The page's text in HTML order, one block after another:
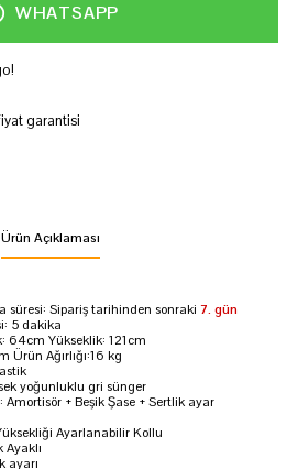
WHATSAPP
garantisi
Ürün Açıklaması
Sipariş tarihinden sonraki 7. gün
5 dakika
64cm Yükseklik: 121cm
Ürün Ağırlığı:16 kg
yoğunluklu gri sünger
+ Beşik Şase + Sertlik ayar
Ayarlanabilir Kollu
ayarı